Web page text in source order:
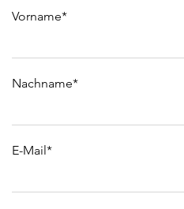
Vorname*
Nachname*
E-Mail*